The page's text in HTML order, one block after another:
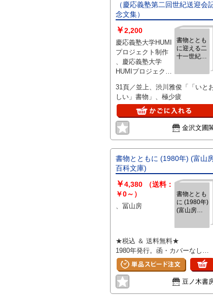
（慶応義塾第二回世紀送迎会
念文集）
書物ととも
に迎える二
十一世紀
第二回世紀
文集）
￥2,200
慶応義塾大学HUMI
プロジェクト制作
、慶応義塾大学
HUMIプロジェクト
31頁／並上、渋川雅俊「「いと
しい」書物」、極少疲
金沢文圃
書物とともに (1980年) (富山
百科文庫)
書物ととも
に (1980年)
(富山房百
￥4,380
（送料：
￥0～）
、冨山房
★税込 ＆ 送料無料★
1980年発行。函・カバーなし
（裸本）です。中古書としてヒ
ケ・キズ・シミなどあり。通読
問題ございません。帯なし。こ
らの商品は★送料無料★でお届け
豆ノ木書